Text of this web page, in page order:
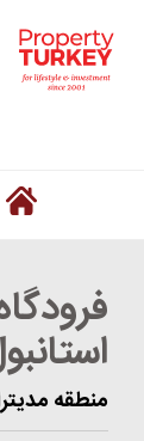
منطقه